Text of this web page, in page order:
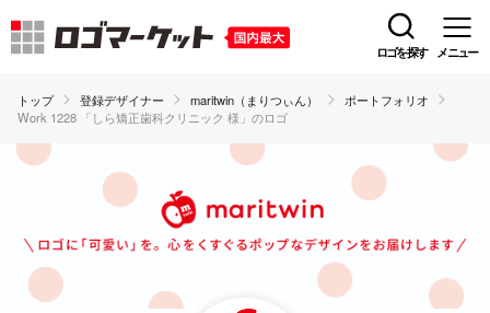
ロゴを探す メニュー
トップ 登録デザイナー maritwin（まりつぃん）
ポートフォリオ
Work 1228 「しら矯正歯科クリニック 様」のロゴ